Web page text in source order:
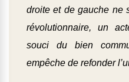
droite et de gauche ne
révolutionnaire, un
souci du bien
empêche de refonder